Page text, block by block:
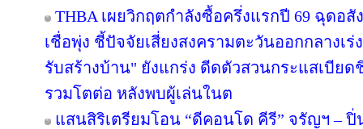
THBA เผยวิกฤตกำลังซื้อครึ่งแรกปี 69 ฉุดอ
เชื่อพุ่ง ชี้ปัจจัยเสี่ยงสงครามตะวันออกกลางเ
รับสร้างบ้าน" ยังแกร่ง ดีดตัวสวนกระแสเบีย
รวมโตต่อ หลังพบผู้เล่นในต
แสนสิริเตรียมโอน “ดีคอนโด คีรี” จรัญฯ – ปิ่